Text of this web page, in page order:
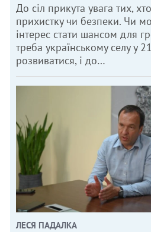
До сіл прикута увага тих,
прихистку чи безпеки. Чи
інтерес стати шансом для
треба українському селу у
розвиватися, і до…
ЛЕСЯ ПАДАЛКА